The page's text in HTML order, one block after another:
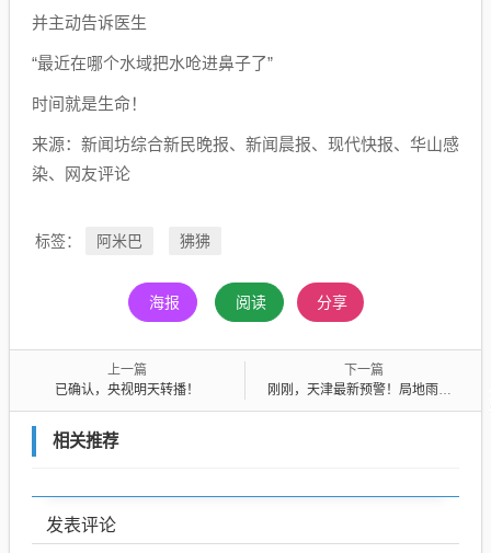
并主动告诉医生
“最近在哪个水域把水呛进鼻子了”
时间就是生命！
来源：新闻坊综合新民晚报、新闻晨报、现代快报、华山感
染、网友评论
标签： 阿米巴 狒狒
海报 阅读 分享
上一篇
已确认，央视明天转播！
下一篇
刚刚，天津最新预警！局地雨强较大，伴短时大风！九个区已发预警，一区或有冰雹！
相关推荐
发表评论